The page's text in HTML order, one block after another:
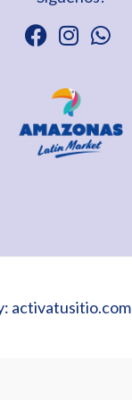
activatusitio.com